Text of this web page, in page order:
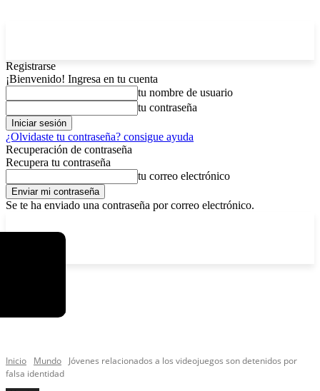
Registrarse
¡Bienvenido! Ingresa en tu cuenta
tu nombre de usuario
tu contraseña
¿Olvidaste tu contraseña? consigue ayuda
Recuperación de contraseña
Recupera tu contraseña
tu correo electrónico
Se te ha enviado una contraseña por correo electrónico.
Inicio Mundo
Jóvenes relacionados a los videojuegos son detenidos por
falsa identidad